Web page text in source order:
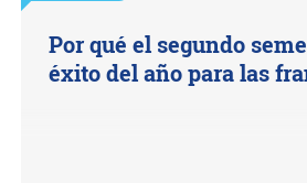
Por qué el segundo
éxito del año para las